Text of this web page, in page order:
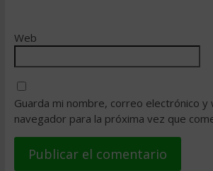
Web
Guarda mi nombre, correo electrónico y
navegador para la próxima vez que